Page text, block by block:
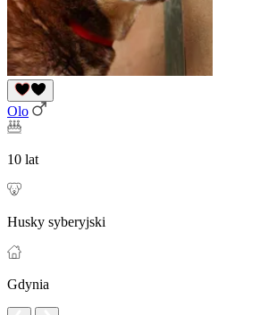
Olo
10 lat
Husky syberyjski
Gdynia